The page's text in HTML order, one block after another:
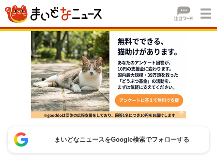
まいどなニュースをGoogle検索でフォローする